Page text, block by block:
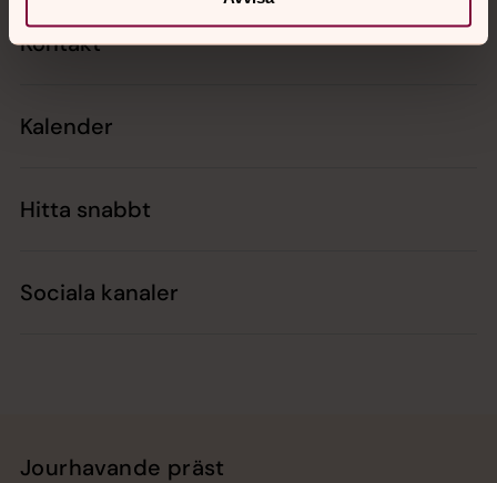
Kontakt
Kalender
Hitta snabbt
Sociala kanaler
Jourhavande präst